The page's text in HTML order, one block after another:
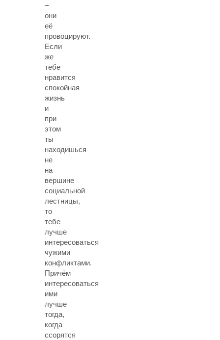
–
они
её
провоцируют.
Если
же
тебе
нравится
спокойная
жизнь
и
при
этом
ты
находишься
не
на
вершине
социальной
лестницы,
то
тебе
лучше
интересоваться
чужими
конфликтами.
Причём
интересоваться
ими
лучше
тогда,
когда
ссорятся